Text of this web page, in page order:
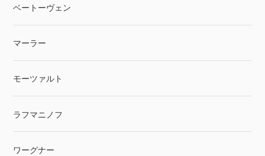
ベートーヴェン
マーラー
モーツァルト
ラフマニノフ
ワーグナー